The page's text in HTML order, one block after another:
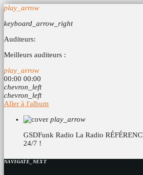
play_arrow
keyboard_arrow_right
Auditeurs:
Meilleurs auditeurs :
play_arrow
00:00 00:00
chevron_left
chevron_left
Aller à l'album
play_arrow
GSDFunk Radio La Radio
24/7 !
NAVIGATE_NEXT